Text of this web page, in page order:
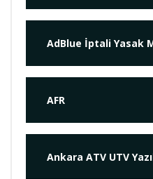
AdBlue İptali Yasak
AFR
Ankara ATV UTV